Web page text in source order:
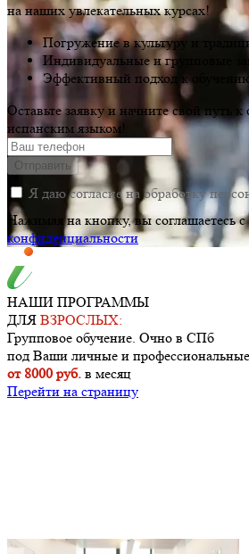
на наших увлекательных курсах!
Погружение в культуру и
Индивидуальные и групповые
Эффективный подход к обучению
Оставьте заявку и начните свой путь
испанским языком!
Отправить
Я даю согласие на обработку
Нажимая на кнопку, вы соглашаетесь c
конфиденциальности
НАШИ ПРОГРАММЫ
ДЛЯ ВЗРОСЛЫХ:
Групповое обучение. Очно в СПб
под Ваши личные и
от 8000 руб. в месяц
Перейти на страницу